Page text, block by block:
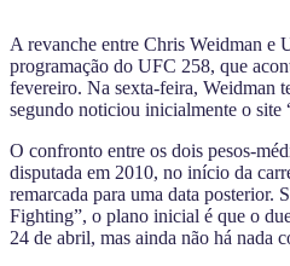
A revanche entre Chris Weidman e
programação do UFC 258, que
fevereiro. Na sexta-feira, Weidman
segundo noticiou inicialmente o site
O confronto entre os dois pesos-
disputada em 2010, no início da
remarcada para uma data posterior.
Fighting”, o plano inicial é que o
24 de abril, mas ainda não há nada